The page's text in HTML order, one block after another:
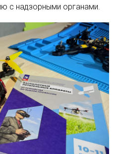
с надзорными органами.